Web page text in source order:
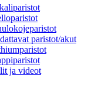
paristot/akut
ja videot